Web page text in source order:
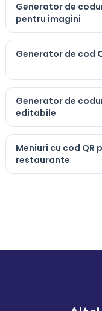
Generator de
pentru imagini
Generator de cod
Generator de
editabile
Meniuri cu cod QR
restaurante